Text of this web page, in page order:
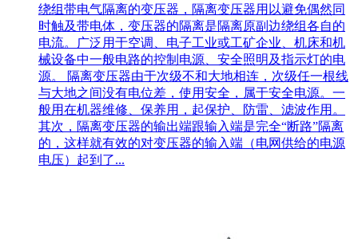
绕组带电气隔离的变压器，隔离变压器用以避免偶然同
时触及带电体，变压器的隔离是隔离原副边绕组各自的
电流。广泛用于空调、电子工业或工矿企业、机床和机
械设备中一般电路的控制电源、安全照明及指示灯的电
源。 隔离变压器由于次级不和大地相连，次级任一根线
与大地之间没有电位差，使用安全，属于安全电源。一
般用在机器维修、保养用，起保护、防雷、滤波作用。
其次，隔离变压器的输出端跟输入端是完全“断路”隔离
的，这样就有效的对变压器的输入端（电网供给的电源
电压）起到了...